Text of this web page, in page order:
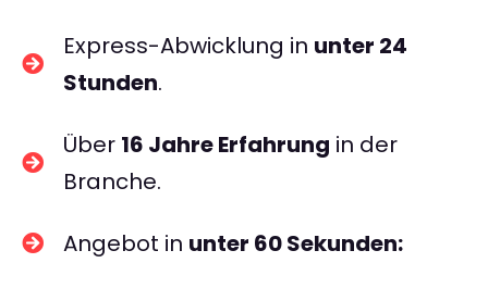
Express-Abwicklung in unter 24
Stunden.
Über 16 Jahre Erfahrung in der
Branche.
Angebot in unter 60 Sekunden: